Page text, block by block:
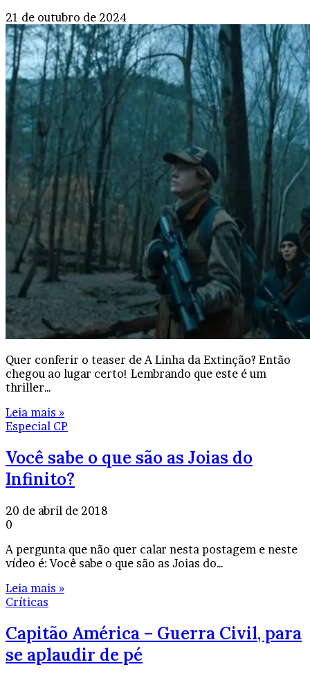
21 de outubro de 2024
Quer conferir o teaser de A Linha da Extinção? Então
chegou ao lugar certo! Lembrando que este é um
thriller…
Leia mais »
Especial CP
Você sabe o que são as Joias do
Infinito?
20 de abril de 2018
0
A pergunta que não quer calar nesta postagem e neste
vídeo é: Você sabe o que são as Joias do…
Leia mais »
Críticas
Capitão América – Guerra Civil, para
se aplaudir de pé